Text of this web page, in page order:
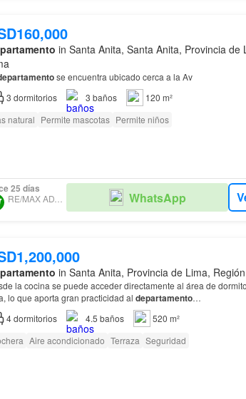
in Santa Anita, Santa Anita, Provincia de
se encuentra ubicado cerca a la Av
3 dormitorios 3 baños
120 m²
natural Permite mascotas Permite niños
25 días
RE/MAX ADVANCED WhatsApp
in Santa Anita, Provincia de Lima,
la cocina se puede acceder directamente al área de
lo que aporta gran practicidad al departamento…
4dormitorios 4.5 baños
520 m²
Aire acondicionado Terraza Seguridad